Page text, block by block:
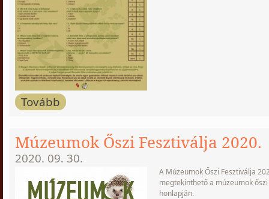
Tovább
Múzeumok Őszi Fesztiválja 2020.
2020. 09. 30.
A Múzeumok Őszi Fesztiválja
megtekinthető a múzeumok
honlapján.